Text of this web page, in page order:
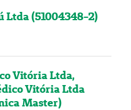
Ltda (51004348-2)
Vitória Ltda,
Vitória Ltda
Master)